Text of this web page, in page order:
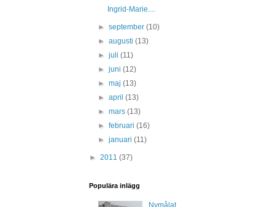
Ingrid-Marie....
►september(10)
►augusti(13)
►juli(11)
►juni(12)
►maj(13)
►april(13)
►mars(13)
►februari(16)
►januari(11)
► 2011 (37)
Populära inlägg